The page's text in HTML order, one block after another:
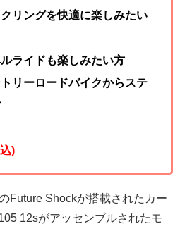
リングを快適に楽しみたい
ライドも楽しみたい方
リーロードバイクからステ
)
Future Shockが搭載されたカー
12sがアッセンブルされたモ